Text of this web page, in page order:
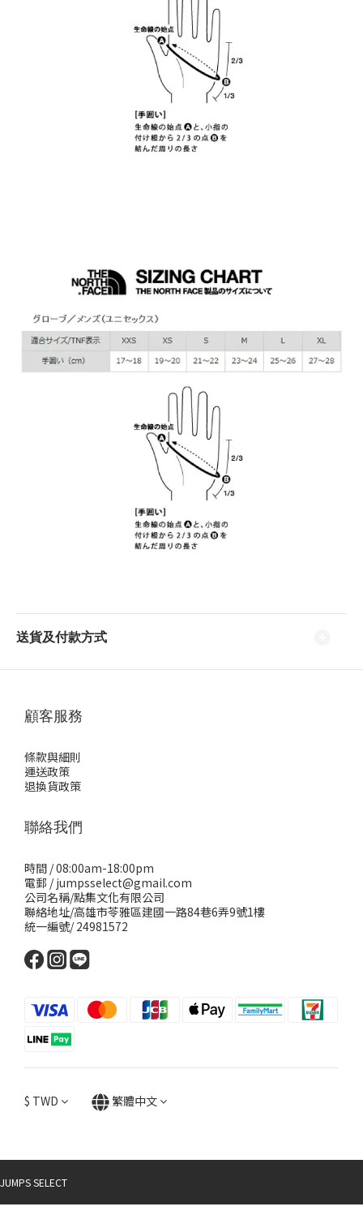
送貨及付款方式
顧客服務
條款與細則
運送政策
退換貨政策
聯絡我們
時間 / 08:00am-18:00pm
電郵 / jumpsselect@gmail.com
公司名稱/點集文化有限公司
聯絡地址/高雄市苓雅區建國一路84巷6弄9號1樓
統一編號/ 24981572
$ TWD 繁體中文
JUMPS SELECT